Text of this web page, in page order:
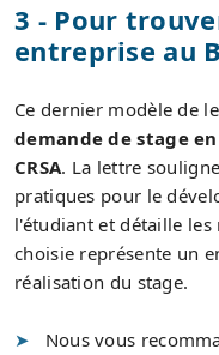
3 - Pour
entreprise au
Ce dernier modèle de
demande de stage
CRSA. La lettre
pratiques pour le
l'étudiant et détaille les
choisie représente un
réalisation du stage.
Nous vous